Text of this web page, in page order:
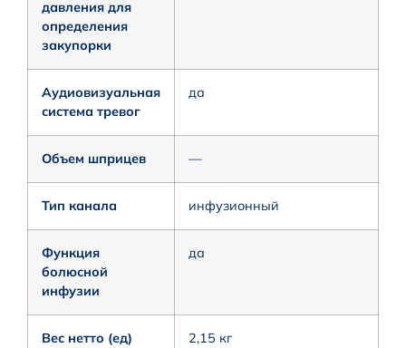
давления для
определения
закупорки
Аудиовизуальная
система тревог
да
Объем шприцев —
Тип канала инфузионный
Функция
болюсной
инфузии
да
Вес нетто (ед) 2,15 кг